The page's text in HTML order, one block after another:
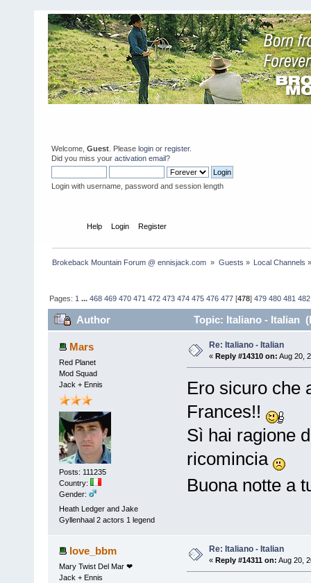
Welcome, Guest . Please login or register.
Did you miss your activation email?
Login with username, password and session length
Help Login Register
Brokeback Mountain Forum @ ennisjack.com » Guests » Local Channels »
Pages: 1 ...468 469 470 471 472 473 474 475 476 477 [478]479 480 481 482
Author Topic: Italiano - Italian
Mars
Red Planet
Mod Squad
Jack + Ennis
Posts: 111235
Country:
Gender:
Heath Ledger and Jake
Gyllenhaal 2 actors 1 legend
Re: Italiano - Italian
« Reply #14310 on: Aug 20,
Ero sicuro che
Frances!!
Sì hai ragione
ricomincia
Buona notte a
love_bbm
Mary Twist Del Mar ❤
Jack + Ennis
Re: Italiano - Italian
« Reply #14311 on: Aug 20,